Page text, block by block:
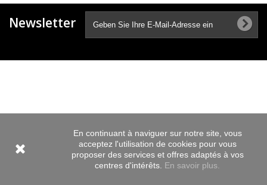
Newsletter
En continuant à naviguer sur notre site, vous
acceptez l'utilisation de cookies pour vous
proposer des services et offres adaptés à vos
centres d'intérêts. En savoir plus.